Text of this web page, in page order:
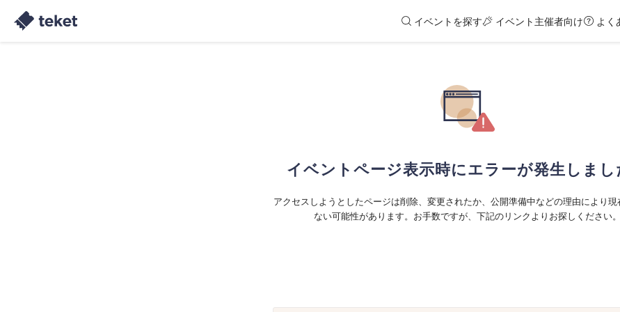
イベントを探す イベント主催者向け よく
イベントページ表示時にエラーが発生しまし
アクセスしようとしたページは削除、変更されたか、公開準備中などの理由により現
ない可能性があります。お手数ですが、下記のリンクよりお探しください。